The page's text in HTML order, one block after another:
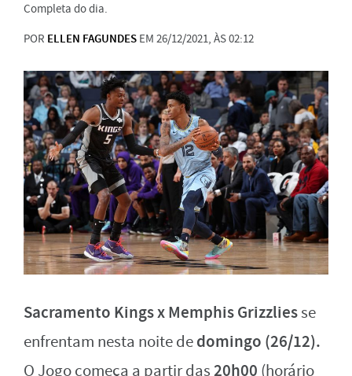
Completa do dia.
POR ELLEN FAGUNDES EM 26/12/2021, ÀS 02:12
Sacramento Kings x Memphis Grizzliesse
enfrentam nesta noite dedomingo (26/12).
O Jogo começa a partir das20h00 (horário